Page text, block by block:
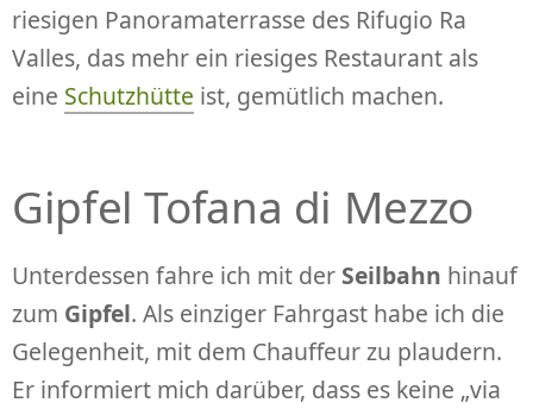
riesigen Panoramaterrasse des Rifugio Ra
Valles, das mehr ein riesiges Restaurant als
eine Schutzhütte ist, gemütlich machen.
Gipfel Tofana di Mezzo
Unterdessen fahre ich mit der Seilbahn hinauf
zum Gipfel. Als einziger Fahrgast habe ich die
Gelegenheit, mit dem Chauffeur zu plaudern.
Er informiert mich darüber, dass es keine „via